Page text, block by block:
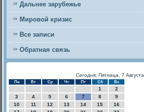
Дальнее зарубежье
Мировой кризис
Все записи
Обратная связь
Сегодня: Пятница, 7 Августа
Пн Вт Ср Чт Пт Сб Вс
1
2
3
4 5 6 7 8
9
10
11 12 13 14 15
16